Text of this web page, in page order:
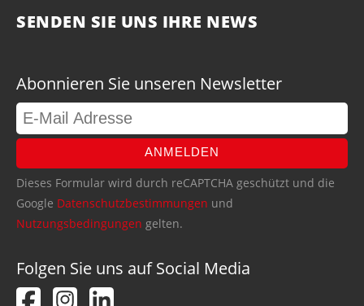
SENDEN SIE UNS IHRE NEWS
Abonnieren Sie unseren Newsletter
ANMELDEN
Dieses Formular wird durch reCAPTCHA geschützt und die
Google Datenschutzbestimmungen und
Nutzungsbedingungen gelten.
Folgen Sie uns auf Social Media